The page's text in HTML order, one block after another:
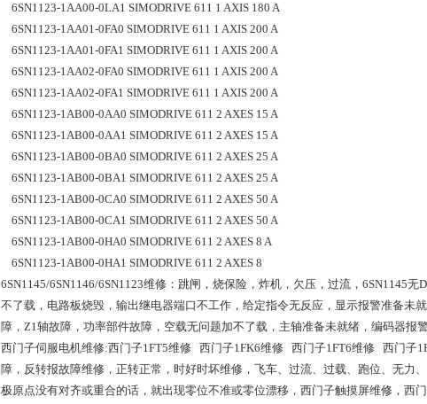
6SN1123-1AA00-0LA1 SIMODRIVE 611 1 AXIS 180 A
6SN1123-1AA01-0FA0 SIMODRIVE 611 1 AXIS 200 A
6SN1123-1AA01-0FA1 SIMODRIVE 611 1 AXIS 200 A
6SN1123-1AA02-0FA0 SIMODRIVE 611 1 AXIS 200 A
6SN1123-1AA02-0FA1 SIMODRIVE 611 1 AXIS 200 A
6SN1123-1AB00-0AA0 SIMODRIVE 611 2 AXES 15 A
6SN1123-1AB00-0AA1 SIMODRIVE 611 2 AXES 15 A
6SN1123-1AB00-0BA0 SIMODRIVE 611 2 AXES 25 A
6SN1123-1AB00-0BA1 SIMODRIVE 611 2 AXES 25 A
6SN1123-1AB00-0CA0 SIMODRIVE 611 2 AXES 50 A
6SN1123-1AB00-0CA1 SIMODRIVE 611 2 AXES 50 A
6SN1123-1AB00-0HA0 SIMODRIVE 611 2 AXES 8 A
6SN1123-1AB00-0HA1 SIMODRIVE 611 2 AXES 8
6SN1145/6SN1146/6SN1123维修：跳闸，烧保险，炸机，欠压，过流，6SN1145
不了载，电路板烧毁，输出继电器端口不工作，给定指令无反应，显示报警准备未
障，Z1轴故障，功率部件故障，空载无问题加不了载，主轴准备未就绪，编码器报
西门子伺服电机维修:西门子1FT5维修   西门子1FK6维修   西门子1FT6维修   西门子
障，反转报故障维修，正转正常，时好时坏维修，飞车、过流、过载、跑位、无力
极原点没有对齐或重合的话，就出现零位不准或零位漂移，西门子触摸屏维修，西